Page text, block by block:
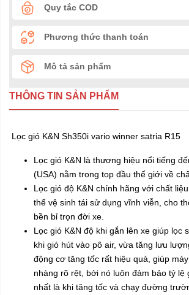
Quy tắc COD
Phương thức thanh toán
Mô tả sản phẩm
THÔNG TIN SẢN PHẨM
Lọc gió K&N Sh350i vario winner satria R15
Lọc gió K&N là thương hiệu nổi tiếng
(USA) nằm trong top đầu thế giới về
Lọc gió độ K&N chính hãng với chất
thể vệ sinh tái sử dụng vĩnh viễn, cho
bền bỉ trọn đời xe.
Lọc gió K&N độ khi gắn lên xe giúp lọc
khi gió hút vào pô air, vừa tăng lưu
động cơ tăng tốc rất hiệu quả, giúp
nhàng rõ rệt, bởi nó luôn đảm bảo tỷ lệ
nhất là khi tăng tốc và chạy đường